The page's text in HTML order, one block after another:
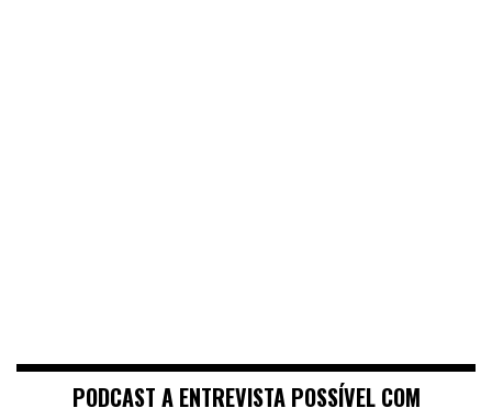
PODCAST A ENTREVISTA POSSÍVEL COM